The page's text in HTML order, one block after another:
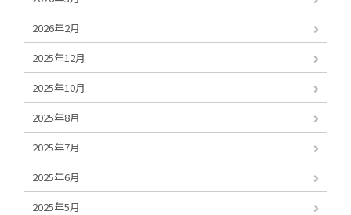
2026年2月
2025年12月
2025年10月
2025年8月
2025年7月
2025年6月
2025年5月